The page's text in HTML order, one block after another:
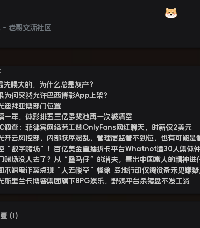
- 老哥交流社区
先喂大的，为什么总是灰产？
为何突然允许巴西博彩App上架？
迪拜亚博部门位置
一年，体彩排五三亿多奖池再一次被清空
调查：菲律宾网络劳工替OnlyFans网红聊天，时薪仅2美元
开云风控部，内部秩序混乱，管理层监管不到位，也有可能是
“数字赌场”！百亿美金直播拆卡平台Whatnot遭30人集体仲
赌场没人去了？从“叠马仔”的消失，看出中国富人的精神进
木姐电诈窝点现“人去楼空”怪象 多地行动仅缴设备未见嫌疑
斯里兰卡博睿集团旗下8PG娱乐，野鸡平台杀猪盘不发工资
(1 )